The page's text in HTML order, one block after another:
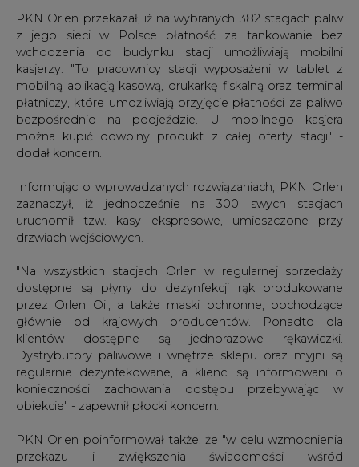
PKN Orlen przekazał, iż na wybranych 382 stacjach paliw
z jego sieci w Polsce płatność za tankowanie bez
wchodzenia do budynku stacji umożliwiają mobilni
kasjerzy. "To pracownicy stacji wyposażeni w tablet z
mobilną aplikacją kasową, drukarkę fiskalną oraz terminal
płatniczy, które umożliwiają przyjęcie płatności za paliwo
bezpośrednio na podjeździe. U mobilnego kasjera
można kupić dowolny produkt z całej oferty stacji" -
dodał koncern.
Informując o wprowadzanych rozwiązaniach, PKN Orlen
zaznaczył, iż jednocześnie na 300 swych stacjach
uruchomił tzw. kasy ekspresowe, umieszczone przy
drzwiach wejściowych.
"Na wszystkich stacjach Orlen w regularnej sprzedaży
dostępne są płyny do dezynfekcji rąk produkowane
przez Orlen Oil, a także maski ochronne, pochodzące
głównie od krajowych producentów. Ponadto dla
klientów dostępne są jednorazowe rękawiczki.
Dystrybutory paliwowe i wnętrze sklepu oraz myjni są
regularnie dezynfekowane, a klienci są informowani o
konieczności zachowania odstępu przebywając w
obiekcie" - zapewnił płocki koncern.
PKN Orlen poinformował także, że "w celu wzmocnienia
przekazu i zwiększenia świadomości wśród